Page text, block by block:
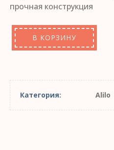
прочная конструкция
В КОРЗИНУ
Категория: Alilo